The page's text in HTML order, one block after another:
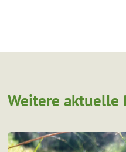
Weitere aktuelle